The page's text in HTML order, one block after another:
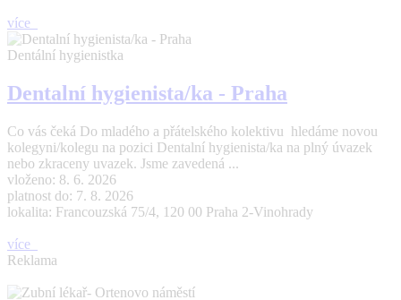
více
Dentální hygienistka
Dentalní hygienista/ka - Praha
Co vás čeká Do mladého a přátelského kolektivu hledáme novou
kolegyni/kolegu na pozici Dentalní hygienista/ka na plný úvazek
nebo zkraceny uvazek. Jsme zavedená ...
vloženo: 8. 6. 2026
platnost do: 7. 8. 2026
lokalita: Francouzská 75/4, 120 00 Praha 2-Vinohrady
více
Reklama